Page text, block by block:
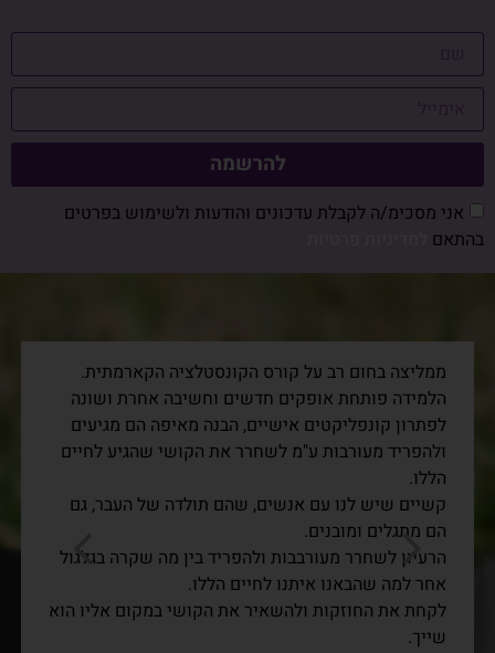
אני מסכימ/ה לקבלת עדכונים והודעות ולשימוש בפרטים
בהתאם
להרשמה
ממליצה בחום רב על קורס הקונסטלציה הקארמתית.
הלמידה פותחת אופקים חדשים וחשיבה אחרת ושונה
לפתרון קונפליקטים אישיים, הבנה מאיפה הם מגיעים
ולהפריד מעורבות ע"מ לשחרר את הקושי שהגיע לחיים
הללו.
קשיים שיש לנו עם אנשים, שהם תולדה של העבר, גם
הם מתגלים ומובנים.
הרעיון לשחרר מעורבבות ולהפריד בין מה שקרה בגלגול
אחר למה שהבאנו איתנו לחיים הללו.
לקחת את החוזקות ולהשאיר את הקושי במקום אליו הוא
שייך.